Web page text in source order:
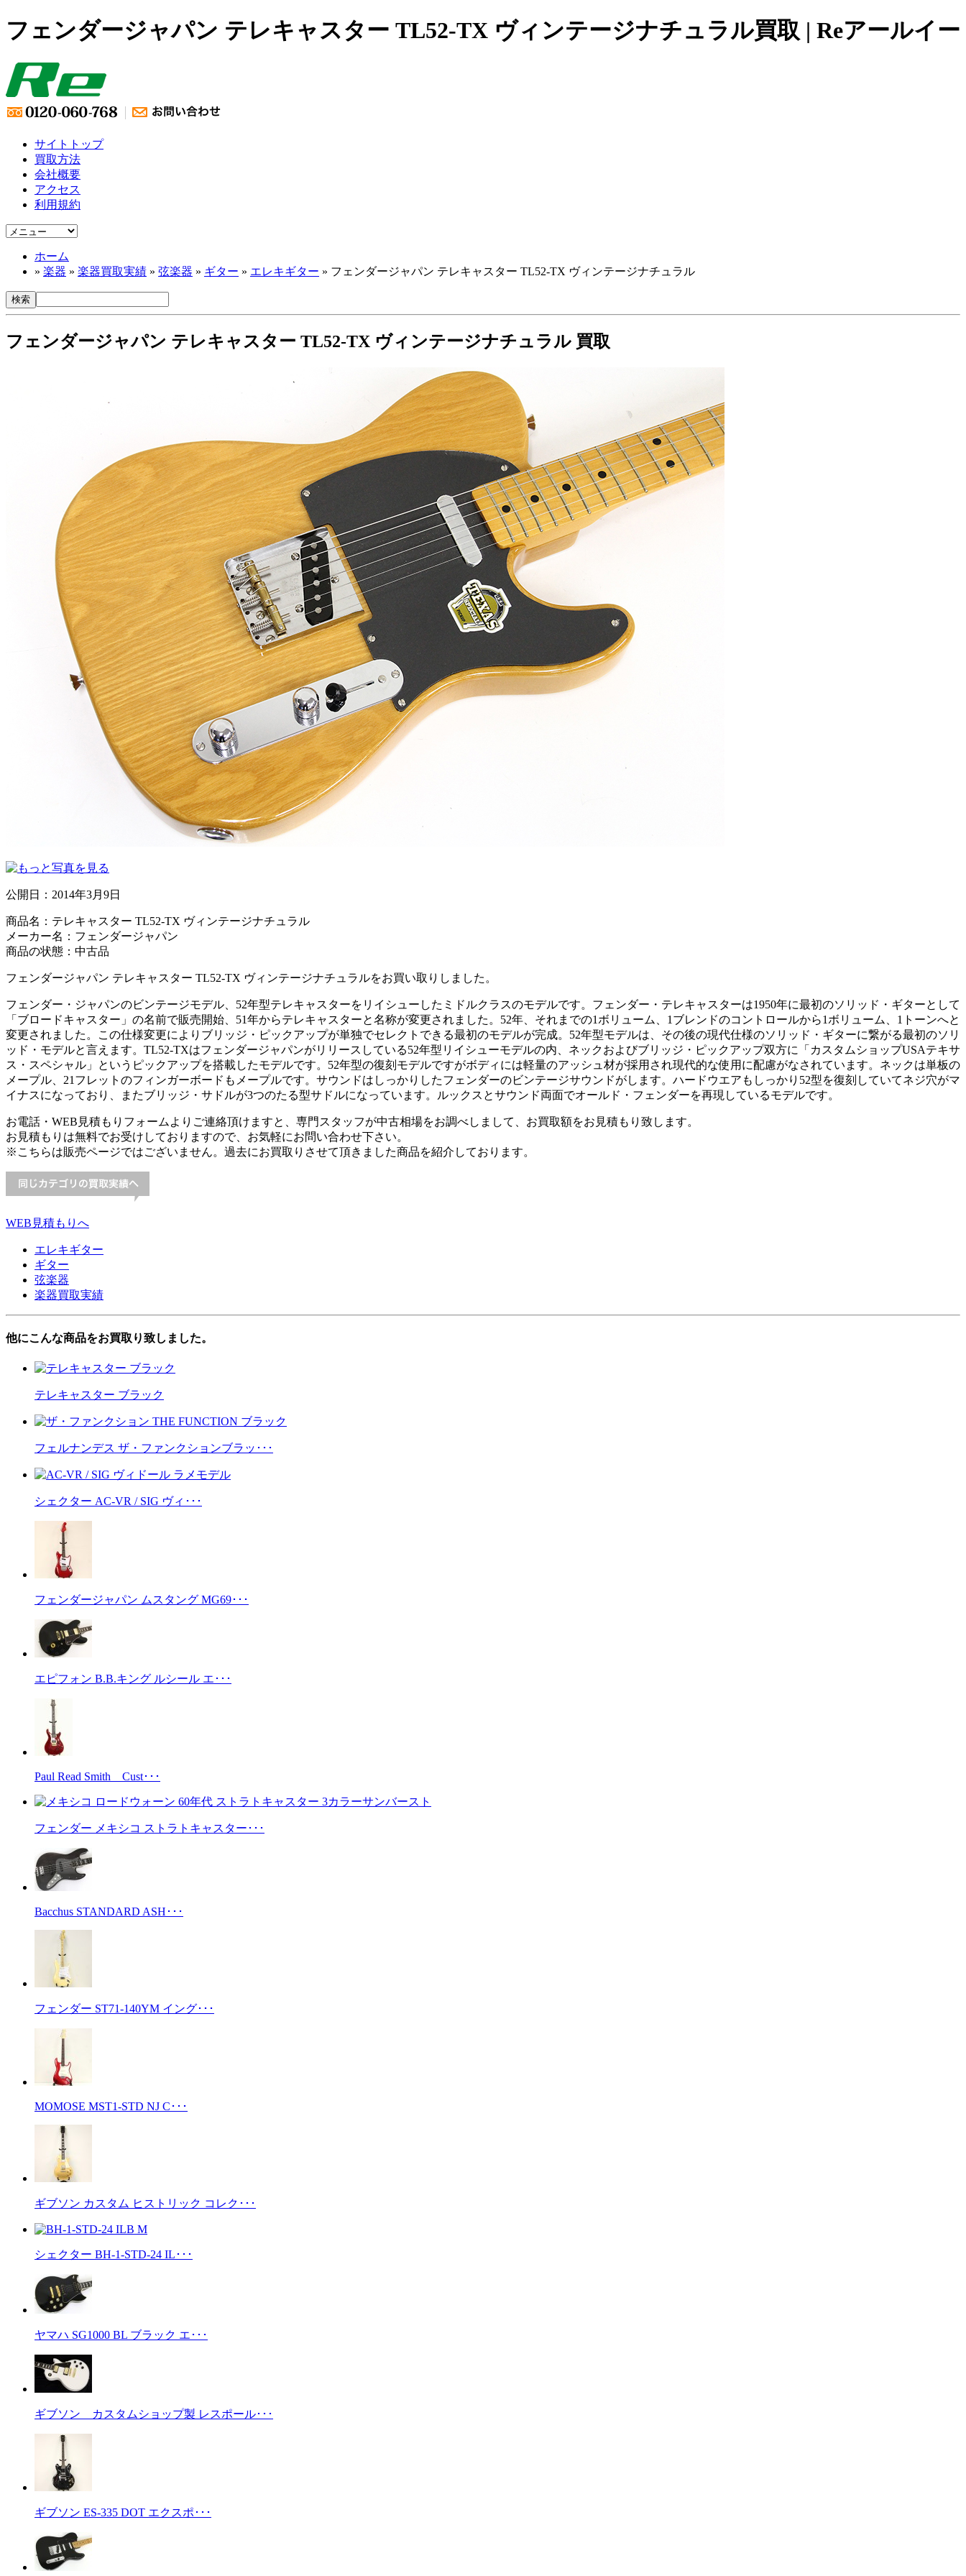
フェンダージャパン テレキャスター TL52-TX ヴィンテージナチュラル買取 | Reアールイー
サイトトップ
買取方法
会社概要
アクセス
利用規約
ホーム
» 楽器 » 楽器買取実績 » 弦楽器 » ギター » エレキギター » フェンダージャパン テレキャスター TL52-TX ヴィンテージナチュラル
フェンダージャパン テレキャスター TL52-TX ヴィンテージナチュラル 買取
公開日： 2014年3月9日
商品名：テレキャスター TL52-TX ヴィンテージナチュラル
メーカー名：フェンダージャパン
商品の状態：中古品
フェンダージャパン テレキャスター TL52-TX ヴィンテージナチュラルをお買い取りしました。
フェンダー・ジャパンのビンテージモデル、52年型テレキャスターをリイシューしたミドルクラスのモデルです。フェンダー・テレキャスターは1950年に最初のソリッド・ギターとして
「ブロードキャスター」の名前で販売開始、51年からテレキャスターと名称が変更されました。52年、それまでの1ボリューム、1ブレンドのコントロールから1ボリューム、1トーンへと
変更されました。この仕様変更によりブリッジ・ピックアップが単独でセレクトできる最初のモデルが完成。52年型モデルは、その後の現代仕様のソリッド・ギターに繋がる最初のソリ
ッド・モデルと言えます。TL52-TXはフェンダージャパンがリリースしている52年型リイシューモデルの内、ネックおよびブリッジ・ピックアップ双方に「カスタムショップUSAテキサ
ス・スペシャル」というピックアップを搭載したモデルです。52年型の復刻モデルですがボディには軽量のアッシュ材が採用され現代的な使用に配慮がなされています。ネックは単板の
メープル、21フレットのフィンガーボードもメープルです。サウンドはしっかりしたフェンダーのビンテージサウンドがします。ハードウエアもしっかり52型を復刻していてネジ穴がマ
イナスになっており、またブリッジ・サドルが3つのたる型サドルになっています。ルックスとサウンド両面でオールド・フェンダーを再現しているモデルです。
お電話・WEB見積もりフォームよりご連絡頂けますと、専門スタッフが中古相場をお調べしまして、お買取額をお見積もり致します。
お見積もりは無料でお受けしておりますので、お気軽にお問い合わせ下さい。
※こちらは販売ページではございません。過去にお買取りさせて頂きました商品を紹介しております。
WEB見積もりへ
エレキギター
ギター
弦楽器
楽器買取実績
他にこんな商品をお買取り致しました。
テレキャスター ブラック
フェルナンデス ザ・ファンクションブラッ･･･
シェクター AC-VR / SIG ヴィ･･･
フェンダージャパン ムスタング MG69･･･
エピフォン B.B.キング ルシール エ･･･
Paul Read Smith Cust･･･
フェンダー メキシコ ストラトキャスター･･･
Bacchus STANDARD ASH･･･
フェンダー ST71-140YM イング･･･
MOMOSE MST1-STD NJ C･･･
ギブソン カスタム ヒストリック コレク･･･
シェクター BH-1-STD-24 IL･･･
ヤマハ SG1000 BL ブラック エ･･･
ギブソン カスタムショップ製 レスポール･･･
ギブソン ES-335 DOT エクスポ･･･